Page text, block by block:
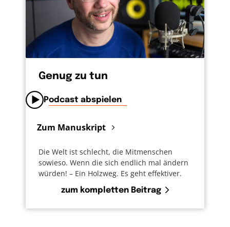
Genug zu tun
Podcast abspielen
Zum Manuskript
Die Welt ist schlecht, die Mitmenschen
sowieso. Wenn die sich endlich mal ändern
würden! – Ein Holzweg. Es geht effektiver.
zum kompletten Beitrag